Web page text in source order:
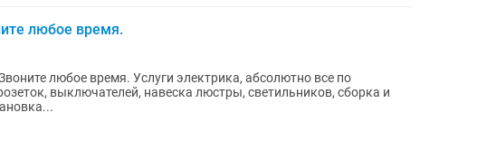
любое время.
любое время. Услуги электрика, абсолютно все по
выключателей, навеска люстры, светильников, сборка и